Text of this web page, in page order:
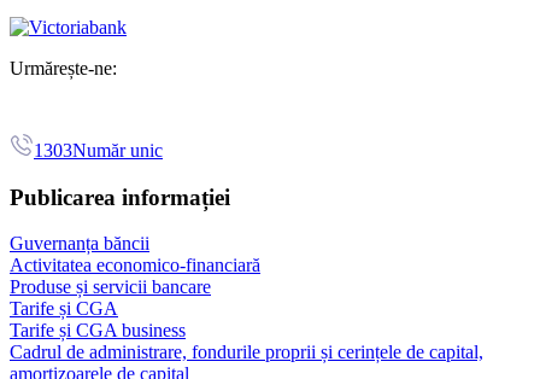
Urmărește-ne:
1303Număr unic
Publicarea informației
Guvernanța băncii
Activitatea economico-financiară
Produse și servicii bancare
Tarife și CGA
Tarife și CGA business
Cadrul de administrare, fondurile proprii și cerințele de capital,
amortizoarele de capital